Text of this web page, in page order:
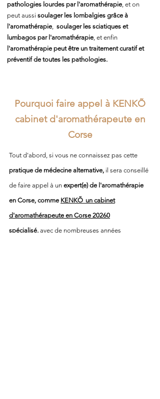
pathologies lourdes par l'aromathérapie, et on
peut aussi soulager les lombalgies grâce à
l'aromathérapie, soulager les sciatiques et
lumbagos par l'aromathérapie, et enfin
l'aromathérapie peut être un traitement curatif et
préventif de toutes les pathologies.
Pourquoi faire appel à KENKÕ
cabinet d'aromathérapeute en
Corse
Tout d'abord, si vous ne connaissez pas cette
pratique de médecine alternative, il sera conseillé
de faire appel à un expert(e) de l'aromathérapie
en Corse, comme KENKÕ un cabinet
d'aromathérapeute en Corse 20260
spécialisé, avec de nombreuses années